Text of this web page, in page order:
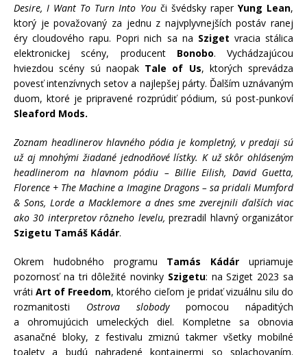
Desire, I Want To Turn Into Youči švédsky raper Yung Lean,
ktorý je považovaný za jednu z najvplyvnejších postáv ranej
éry cloudového rapu. Popri nich sa na Sziget vracia stálica
elektronickej scény, producent Bonobo. Vychádzajúcou
hviezdou scény sú naopak Tale of Us, ktorých sprevádza
povesť intenzívnych setov a najlepšej párty. Ďalším uznávaným
duom, ktoré je pripravené rozprúdiť pódium, sú post-punkoví
Sleaford Mods.
Zoznam headlinerov hlavného pódia je kompletný, v predaji sú
už aj mnohými žiadané jednodňové lístky. K už skôr ohláseným
headlinerom na hlavnom pódiu – Billie Eilish, David Guetta,
Florence + The Machine a Imagine Dragons – sa pridali Mumford
& Sons, Lorde a Macklemore a dnes sme zverejnili ďalších viac
ako 30 interpretov rôzneho levelu, prezradil hlavný organizátor
Szigetu Tamáš Kádár.
Okrem hudobného programu Tamás Kádár upriamuje
pozornosť na tri dôležité novinky Szigetu: na Sziget 2023 sa
vráti Art of Freedom, ktorého cieľom je pridať vizuálnu silu do
rozmanitosti Ostrova slobodypomocou nápaditých
a ohromujúcich umeleckých diel. Kompletne sa obnovia
asanačné bloky, z festivalu zmiznú takmer všetky mobilné
toalety a budú nahradené kontajnermi so splachovaním.